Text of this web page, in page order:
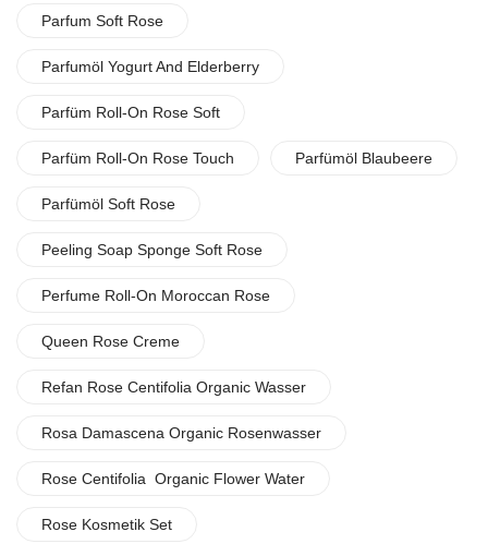
Parfum Soft Rose
Parfumöl Yogurt And Elderberry
Parfüm Roll-On Rose Soft
Parfüm Roll-On Rose Touch Parfümöl Blaubeere
Parfümöl Soft Rose
Peeling Soap Sponge Soft Rose
Perfume Roll-On Moroccan Rose
Queen Rose Creme
Refan Rose Centifolia Organic Wasser
Rosa Damascena Organic Rosenwasser
Rose Centifolia Organic Flower Water
Rose Kosmetik Set